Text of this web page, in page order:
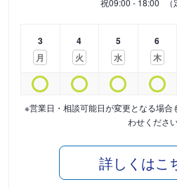
祝09:00 - 18:00
3
月
4
火
5
水
6
木
※営業日・相談可能日が変更となる場
わせください
詳しくはこ